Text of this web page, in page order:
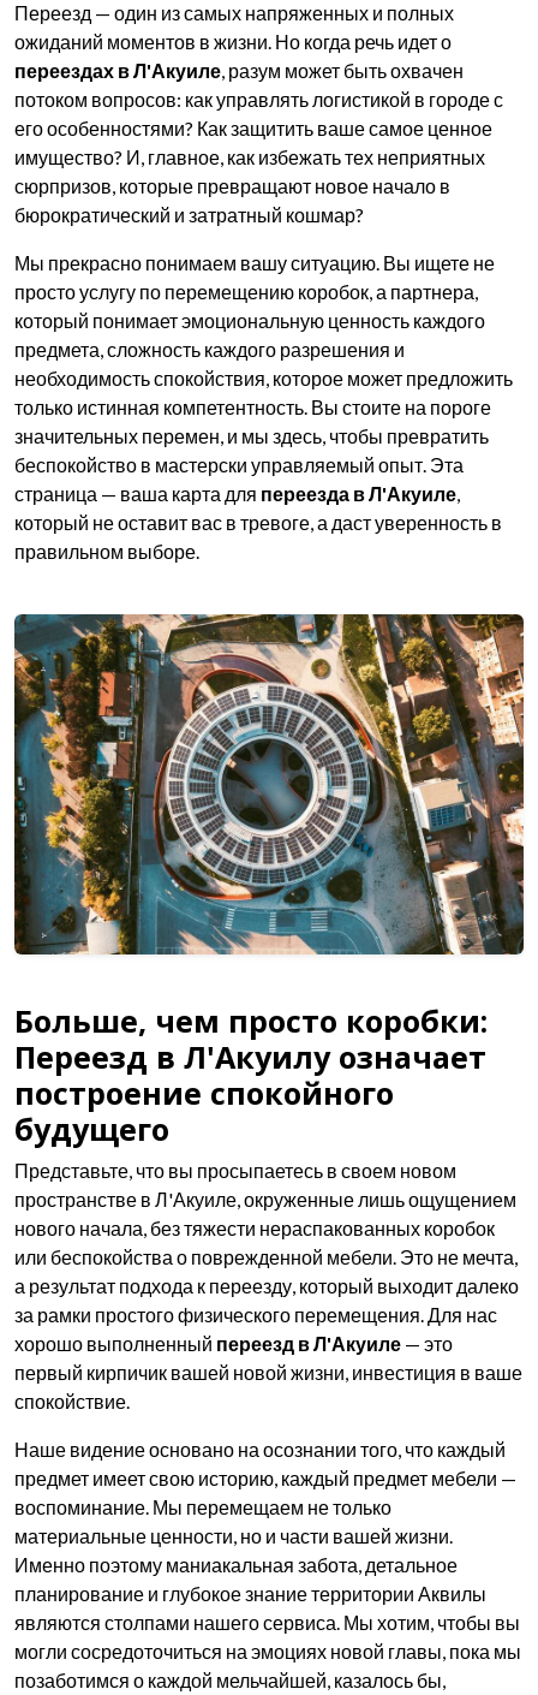
Переезд — один из самых напряженных и полных
ожиданий моментов в жизни. Но когда речь идет о
переездах в Л'Акуиле, разум может быть охвачен
потоком вопросов: как управлять логистикой в городе с
его особенностями? Как защитить ваше самое ценное
имущество? И, главное, как избежать тех неприятных
сюрпризов, которые превращают новое начало в
бюрократический и затратный кошмар?
Мы прекрасно понимаем вашу ситуацию. Вы ищете не
просто услугу по перемещению коробок, а партнера,
который понимает эмоциональную ценность каждого
предмета, сложность каждого разрешения и
необходимость спокойствия, которое может предложить
только истинная компетентность. Вы стоите на пороге
значительных перемен, и мы здесь, чтобы превратить
беспокойство в мастерски управляемый опыт. Эта
страница — ваша карта для переезда в Л'Акуиле,
который не оставит вас в тревоге, а даст уверенность в
правильном выборе.
Больше, чем просто коробки:
Переезд в Л'Акуилу означает
построение спокойного
будущего
Представьте, что вы просыпаетесь в своем новом
пространстве в Л'Акуиле, окруженные лишь ощущением
нового начала, без тяжести нераспакованных коробок
или беспокойства о поврежденной мебели. Это не мечта,
а результат подхода к переезду, который выходит далеко
за рамки простого физического перемещения. Для нас
хорошо выполненный переезд в Л'Акуиле — это
первый кирпичик вашей новой жизни, инвестиция в ваше
спокойствие.
Наше видение основано на осознании того, что каждый
предмет имеет свою историю, каждый предмет мебели —
воспоминание. Мы перемещаем не только
материальные ценности, но и части вашей жизни.
Именно поэтому маниакальная забота, детальное
планирование и глубокое знание территории Аквилы
являются столпами нашего сервиса. Мы хотим, чтобы вы
могли сосредоточиться на эмоциях новой главы, пока мы
позаботимся о каждой мельчайшей, казалось бы,